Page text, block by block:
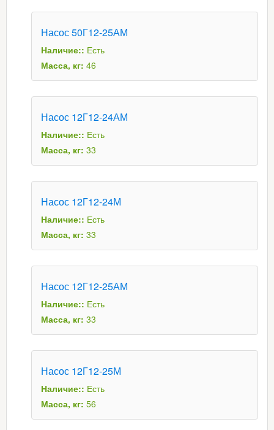
Насос 50Г12-25АМ
Наличие:: Есть
Масса, кг: 46
Насос 12Г12-24АМ
Наличие:: Есть
Масса, кг: 33
Насос 12Г12-24М
Наличие:: Есть
Масса, кг: 33
Насос 12Г12-25АМ
Наличие:: Есть
Масса, кг: 33
Насос 12Г12-25М
Наличие:: Есть
Масса, кг: 56